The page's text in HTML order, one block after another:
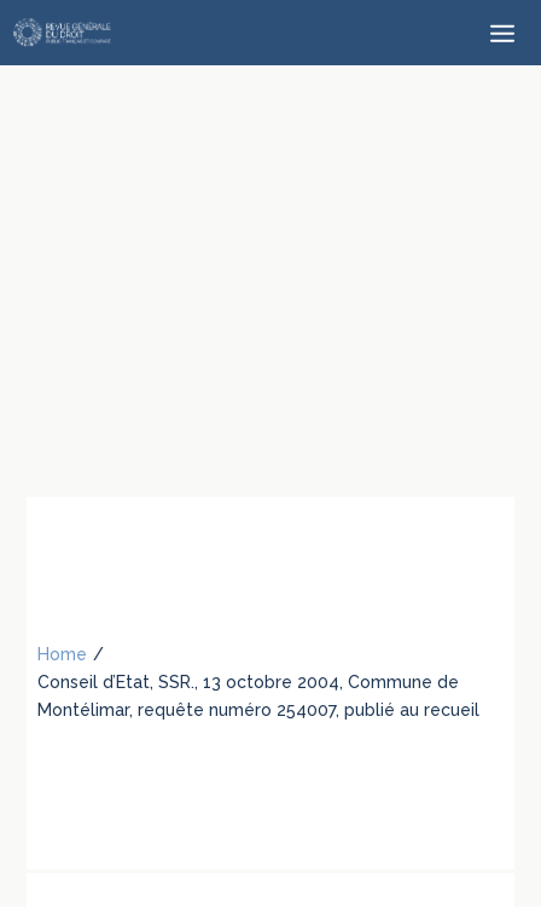
Home /
Conseil d’Etat, SSR., 13 octobre 2004, Commune de
Montélimar, requête numéro 254007, publié au recueil